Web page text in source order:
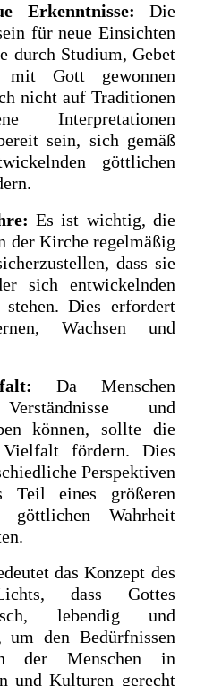
Erkenntnisse: Die
für neue Einsichten
durch Studium, Gebet
mit Gott gewonnen
nicht auf Traditionen
Interpretationen
sein, sich gemäß
göttlichen
Es ist wichtig, die
der Kirche regelmäßig
dass sie
sich entwickelnden
Dies erfordert
Wachsen und
Da Menschen
und
können, sollte die
fördern. Dies
Perspektiven
Teil eines größeren
göttlichen Wahrheit
das Konzept des
dass Gottes
lebendig und
um den Bedürfnissen
der Menschen in
und Kulturen gerecht